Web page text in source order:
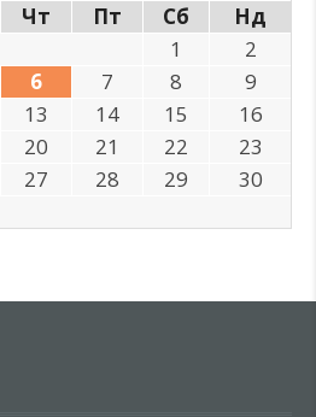
Чт Пт Сб
Нд
1
2
6 7 8
9
13 14 15
16
20 21 22
23
27 28 29
30